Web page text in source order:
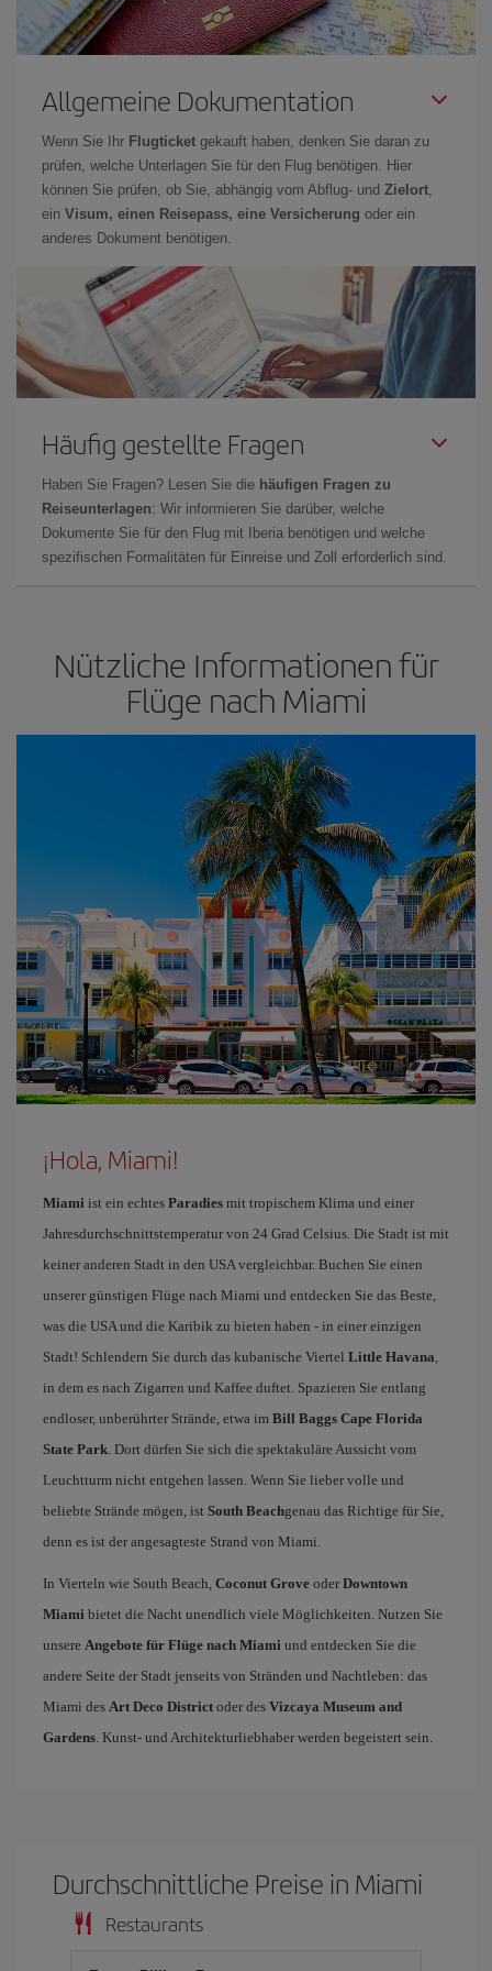
Allgemeine Dokumentation
Wenn Sie Ihr Flugticket gekauft haben, denken Sie daran zu
prüfen, welche Unterlagen Sie für den Flug benötigen. Hier
können Sie prüfen, ob Sie, abhängig vom Abflug- und Zielort,
ein Visum, einen Reisepass, eine Versicherung oder ein
anderes Dokument benötigen.
Häufig gestellte Fragen
Haben Sie Fragen? Lesen Sie die häufigen Fragen zu
Reiseunterlagen: Wir informieren Sie darüber, welche
Dokumente Sie für den Flug mit Iberia benötigen und welche
spezifischen Formalitäten für Einreise und Zoll erforderlich sind.
Nützliche Informationen für
Flüge nach Miami
¡Hola, Miami!
Miami ist ein echtes Paradies mit tropischem Klima und einer
Jahresdurchschnittstemperatur von 24 Grad Celsius. Die Stadt ist mit
keiner anderen Stadt in den USA vergleichbar. Buchen Sie einen
unserer günstigen Flüge nach Miami und entdecken Sie das Beste,
was die USA und die Karibik zu bieten haben - in einer einzigen
Stadt! Schlendern Sie durch das kubanische Viertel Little Havana,
in dem es nach Zigarren und Kaffee duftet. Spazieren Sie entlang
endloser, unberührter Strände, etwa im Bill Baggs Cape Florida
State Park. Dort dürfen Sie sich die spektakuläre Aussicht vom
Leuchtturm nicht entgehen lassen. Wenn Sie lieber volle und
beliebte Strände mögen, ist South Beachgenau das Richtige für Sie,
denn es ist der angesagteste Strand von Miami.
In Vierteln wie South Beach, Coconut Grove oder Downtown
Miami bietet die Nacht unendlich viele Möglichkeiten. Nutzen Sie
unsere Angebote für Flüge nach Miami und entdecken Sie die
andere Seite der Stadt jenseits von Stränden und Nachtleben: das
Miami des Art Deco District oder des Vizcaya Museum and
Gardens. Kunst- und Architekturliebhaber werden begeistert sein.
Durchschnittliche Preise in Miami
Restaurants